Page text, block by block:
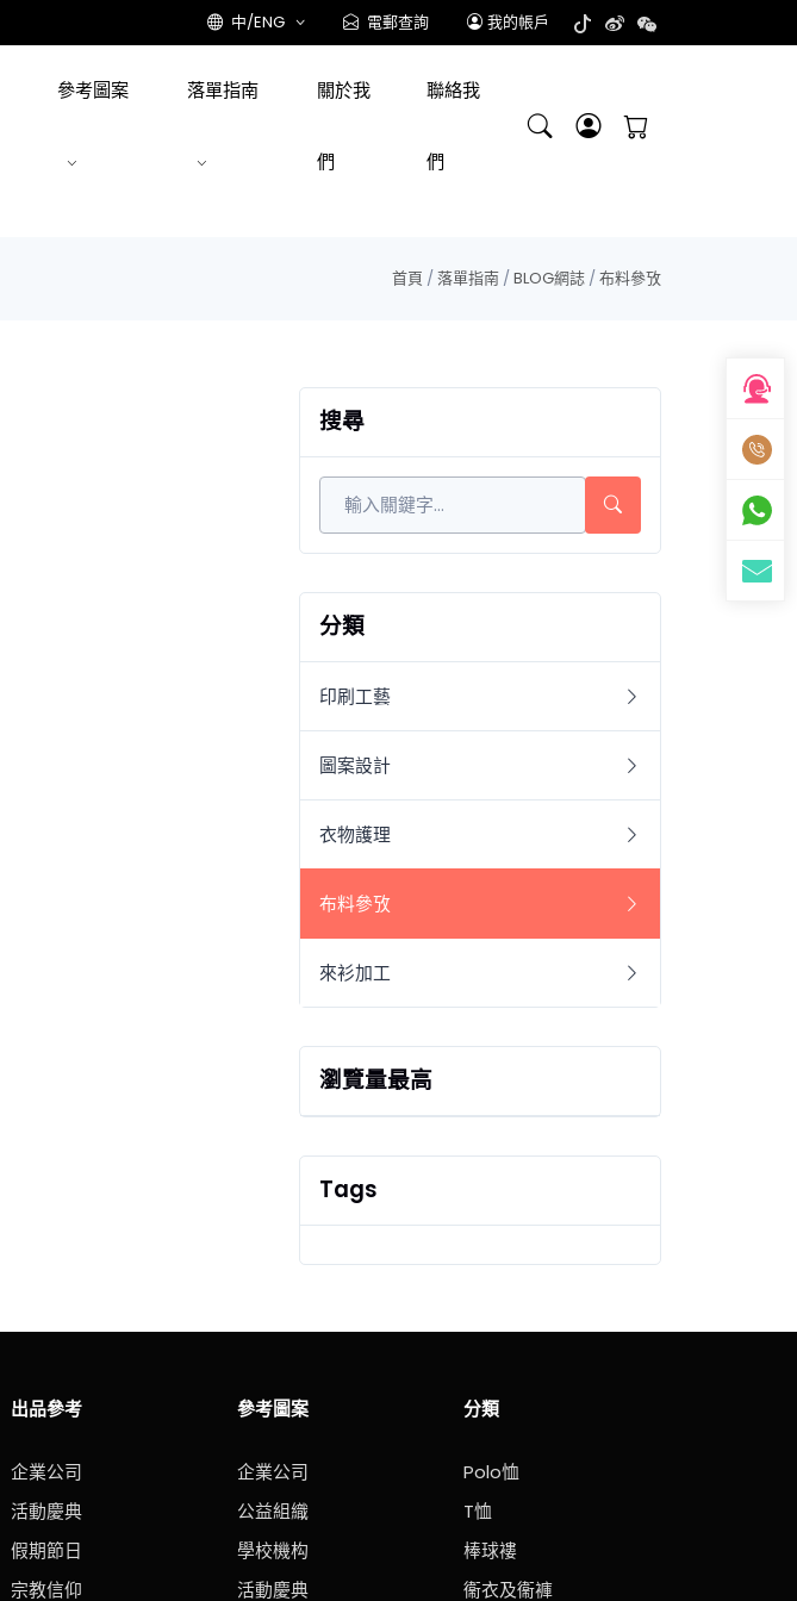
中/ENG 電郵查詢 我的帳戶
參考圖案 落單指南 關於我
們
聯絡我
們
首頁 /落單指南 /BLOG網誌 /布料參攷
搜尋
分類
印刷工藝
圖案設計
衣物護理
布料參攷
來衫加工
瀏覽量最高
Tags
出品參考
企業公司
活動慶典
假期節日
宗教信仰
參考圖案
企業公司
公益組織
學校機构
活動慶典
分類
Polo恤
T恤
棒球褸
衞衣及衞褲